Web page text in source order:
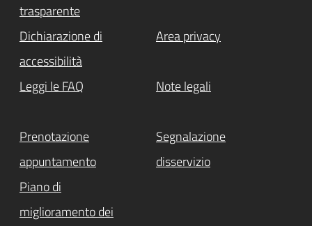
trasparente
Dichiarazione di
accessibilità
Area privacy
Leggi le FAQ Note legali
Prenotazione
appuntamento
Segnalazione
disservizio
Piano di
miglioramento dei